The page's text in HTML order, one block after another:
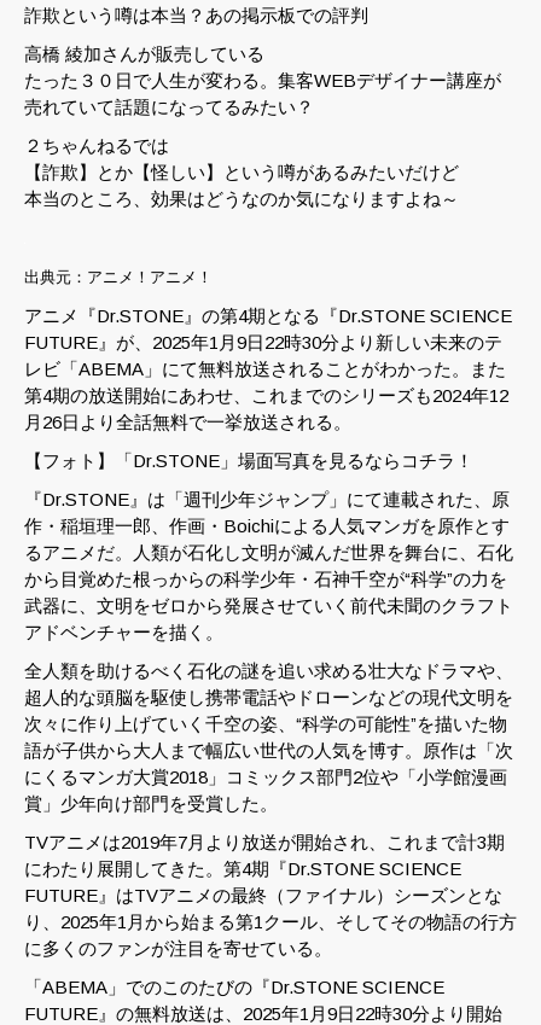
詐欺という噂は本当？あの掲示板での評判
高橋 綾加さんが販売している
たった３０日で人生が変わる。集客WEBデザイナー講座が
売れていて話題になってるみたい？
２ちゃんねるでは
【詐欺】とか【怪しい】という噂があるみたいだけど
本当のところ、効果はどうなのか気になりますよね～
出典元：アニメ！アニメ！
アニメ『Dr.STONE』の第4期となる『Dr.STONE SCIENCE
FUTURE』が、2025年1月9日22時30分より新しい未来のテ
レビ「ABEMA」にて無料放送されることがわかった。また
第4期の放送開始にあわせ、これまでのシリーズも2024年12
月26日より全話無料で一挙放送される。
【フォト】「Dr.STONE」場面写真を見るならコチラ！
『Dr.STONE』は「週刊少年ジャンプ」にて連載された、原
作・稲垣理一郎、作画・Boichiによる人気マンガを原作とす
るアニメだ。人類が石化し文明が滅んだ世界を舞台に、石化
から目覚めた根っからの科学少年・石神千空が“科学”の力を
武器に、文明をゼロから発展させていく前代未聞のクラフト
アドベンチャーを描く。
全人類を助けるべく石化の謎を追い求める壮大なドラマや、
超人的な頭脳を駆使し携帯電話やドローンなどの現代文明を
次々に作り上げていく千空の姿、“科学の可能性”を描いた物
語が子供から大人まで幅広い世代の人気を博す。原作は「次
にくるマンガ大賞2018」コミックス部門2位や「小学館漫画
賞」少年向け部門を受賞した。
TVアニメは2019年7月より放送が開始され、これまで計3期
にわたり展開してきた。第4期『Dr.STONE SCIENCE
FUTURE』はTVアニメの最終（ファイナル）シーズンとな
り、2025年1月から始まる第1クール、そしてその物語の行方
に多くのファンが注目を寄せている。
「ABEMA」でのこのたびの『Dr.STONE SCIENCE
FUTURE』の無料放送は、2025年1月9日22時30分より開始